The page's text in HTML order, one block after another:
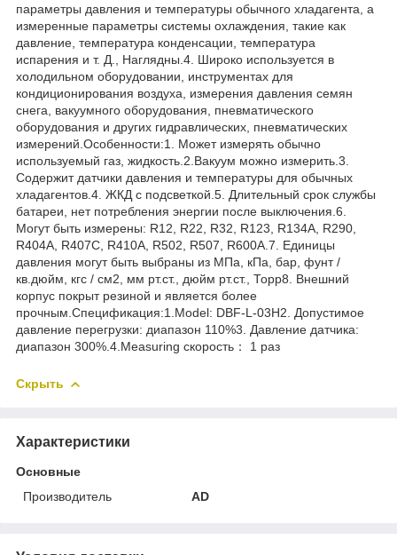
параметры давления и температуры обычного хладагента, а
измеренные параметры системы охлаждения, такие как
давление, температура конденсации, температура
испарения и т. Д., Наглядны.4. Широко используется в
холодильном оборудовании, инструментах для
кондиционирования воздуха, измерения давления семян
снега, вакуумного оборудования, пневматического
оборудования и других гидравлических, пневматических
измерений.Особенности:1. Может измерять обычно
используемый газ, жидкость.2.Вакуум можно измерить.3.
Содержит датчики давления и температуры для обычных
хладагентов.4. ЖКД с подсветкой.5. Длительный срок службы
батареи, нет потребления энергии после выключения.6.
Могут быть измерены: R12, R22, R32, R123, R134A, R290,
R404A, R407C, R410A, R502, R507, R600A.7. Единицы
давления могут быть выбраны из МПа, кПа, бар, фунт /
кв.дюйм, кгс / см2, мм рт.ст., дюйм рт.ст., Торр8. Внешний
корпус покрыт резиной и является более
прочным.Спецификация:1.Model: DBF-L-03H2. Допустимое
давление перегрузки: диапазон 110%3. Давление датчика:
диапазон 300%.4.Measuring скорость： 1 раз
Скрыть
Характеристики
Основные
Производитель
AD